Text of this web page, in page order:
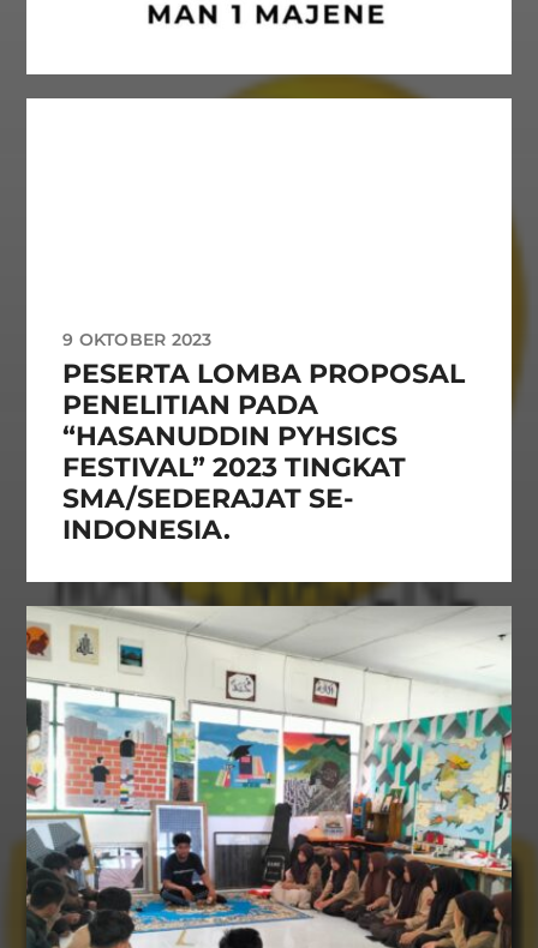
9 OKTOBER 2023
PESERTA LOMBA PROPOSAL
PENELITIAN PADA
“HASANUDDIN PYHSICS
FESTIVAL” 2023 TINGKAT
SMA/SEDERAJAT SE-
INDONESIA.